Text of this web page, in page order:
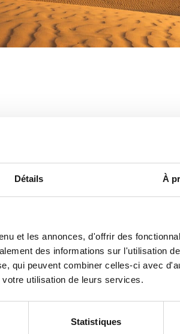
Détails À
et les annonces, d'offrir des
des informations sur l'utilisation
qui peuvent combiner celles-ci avec
utilisation de leurs services.
Statistiques
MEET